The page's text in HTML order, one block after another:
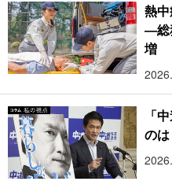
熱
―総
増
「
のは